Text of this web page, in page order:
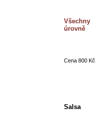
Všechny
úrovně
Cena 800 Kč
Salsa